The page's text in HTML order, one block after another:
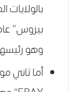
وهو
أما ثاني